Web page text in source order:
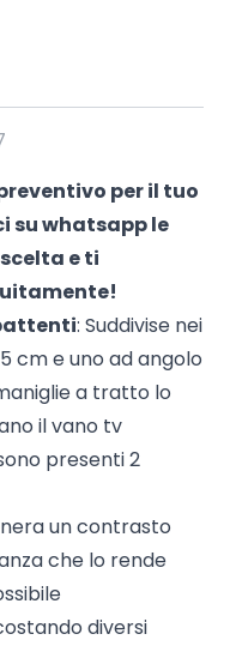
per il tuo
suwhatsapple
e ti
: Suddivise nei
cm e uno ad angolo
a tratto lo
il vano tv
presenti 2
un contrasto
che lo rende
diversi